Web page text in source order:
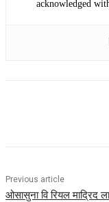
acknowledged
Previous article
ओसासुना वि रियल माद्रिद